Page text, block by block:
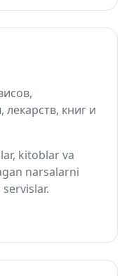
книг и
kitoblar va
narsalarni